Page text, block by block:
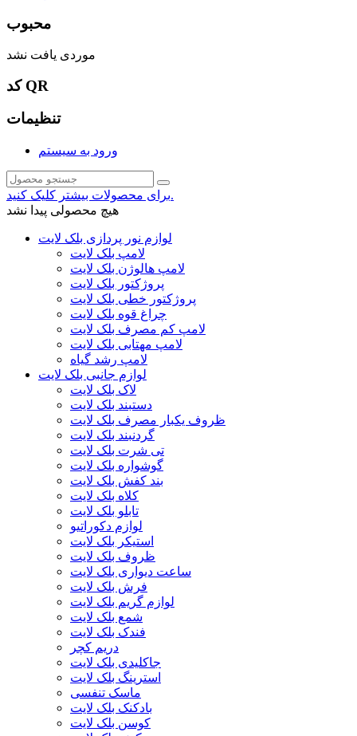
محبوب
موردی یافت نشد
کد QR
تنظیمات
ورود به سیستم
برای محصولات بیشتر کلیک کنید.
هیچ محصولی پیدا نشد
لوازم نور پردازی بلک لایت
لامپ بلک لایت
لامپ هالوژن بلک لایت
پروژکتور بلک لایت
پروژکتور خطی بلک لایت
چراغ قوه بلک لایت
لامپ کم مصرف بلک لایت
لامپ مهتابی بلک لایت
لامپ رشد گیاه
لوازم جانبی بلک لایت
لاک بلک لایت
دستبند بلک لایت
ظروف یکبار مصرف بلک لایت
گردنبند بلک لایت
تی شرت بلک لایت
گوشواره بلک لایت
بند کفش بلک لایت
کلاه بلک لایت
تابلو بلک لایت
لوازم دکوراتیو
استیکر بلک لایت
ظروف بلک لایت
ساعت دیواری بلک لایت
فرش بلک لایت
لوازم گریم بلک لایت
شمع بلک لایت
فندک بلک لایت
دریم کچر
جاکلیدی بلک لایت
استرینگ بلک لایت
ماسک تنفسی
بادکنک بلک لایت
کوسن بلک لایت